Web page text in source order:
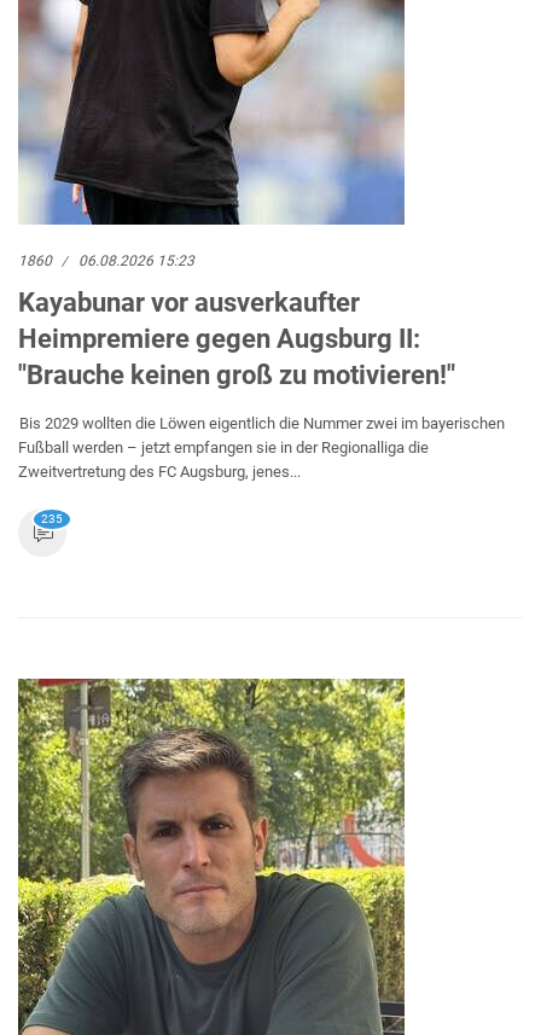
1860 06.08.2026 15:23
Kayabunar vor ausverkaufter
Heimpremiere gegen Augsburg II:
"Brauche keinen groß zu motivieren!"
Bis 2029 wollten die Löwen eigentlich die Nummer zwei im bayerischen
Fußball werden – jetzt empfangen sie in der Regionalliga die
Zweitvertretung des FC Augsburg, jenes...
235